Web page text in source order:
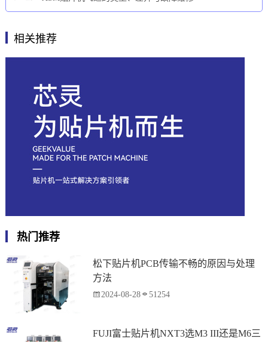
相关推荐
热门推荐
松下贴片机PCB传输不畅的原因与处理
方法
2024-08-28 51254
FUJI富士贴片机NXT3选M3 III还是M6三